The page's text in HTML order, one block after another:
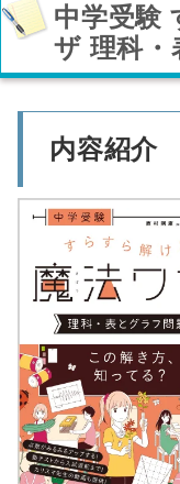
中学受験
ザ 理科・
内容紹介